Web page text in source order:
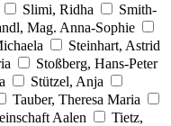
Slimi, Ridha
Smith-
Mag. Anna-Sophie
Steinhart, Astrid
Stoßberg, Hans-Peter
Stützel, Anja
Tauber, Theresa Maria
Aalen
Tietz,